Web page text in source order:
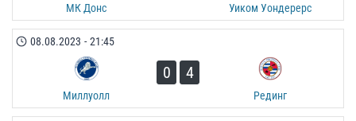
МК Донс Уиком Уондерерс
08.08.2023 - 21:45
Миллуолл
0 4
Рединг